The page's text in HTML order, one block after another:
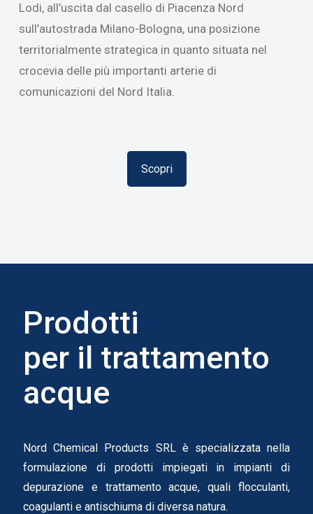
Lodi, all’uscita dal casello di Piacenza Nord
sull’autostrada Milano-Bologna, una posizione
territorialmente strategica in quanto situata nel
crocevia delle più importanti arterie di
comunicazioni del Nord Italia.
Scopri
Prodotti
per il trattamento
acque
Nord Chemical Products SRL è specializzata nella
formulazione di prodotti impiegati in impianti di
depurazione e trattamento acque, quali flocculanti,
coagulanti e antischiuma di diversa natura.